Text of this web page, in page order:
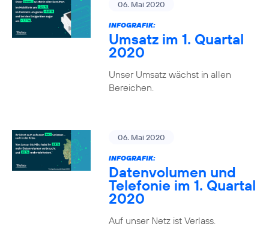
06. Mai 2020
INFOGRAFIK:
Umsatz im 1. Quartal
2020
Unser Umsatz wächst in allen
Bereichen.
06. Mai 2020
INFOGRAFIK:
Datenvolumen und
Telefonie im 1. Quartal
2020
Auf unser Netz ist Verlass.